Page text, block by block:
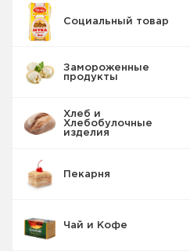
Социальный товар
Замороженные
продукты
Хлеб и
Хлебобулочные
изделия
Пекарня
Чай и Кофе